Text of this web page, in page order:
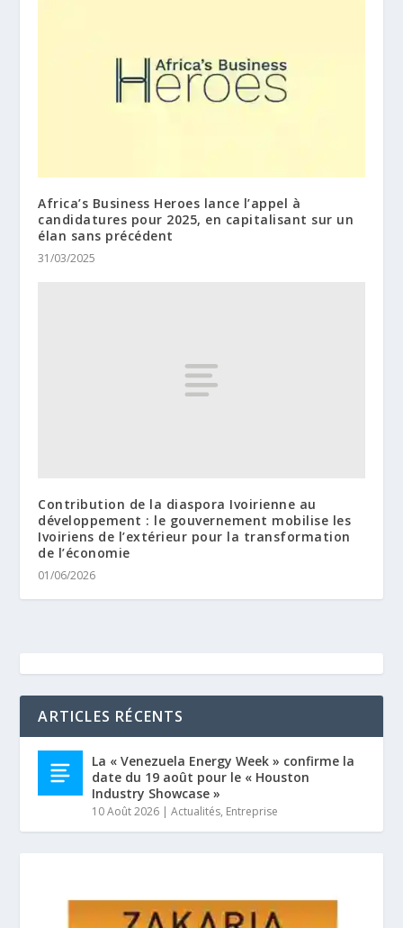
Africa’s Business Heroes lance l’appel à
candidatures pour 2025, en capitalisant sur un
élan sans précédent
31/03/2025
Contribution de la diaspora Ivoirienne au
développement : le gouvernement mobilise les
Ivoiriens de l’extérieur pour la transformation
de l’économie
01/06/2026
ARTICLES RÉCENTS
La « Venezuela Energy Week » confirme la
date du 19 août pour le « Houston
Industry Showcase »
10 Août 2026 |Actualités, Entreprise